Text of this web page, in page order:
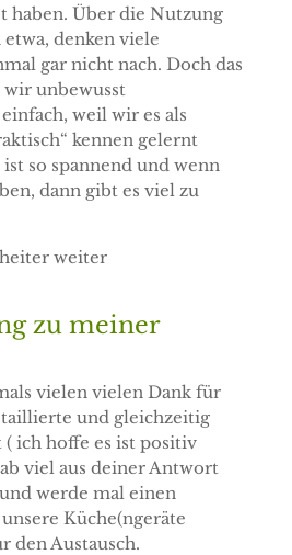
haben. Über die Nutzung
denken viele
gar nicht nach. Doch das
wir unbewusst
weil wir es als
kennen gelernt
so spannend und wenn
dann gibt es viel zu
weiter
zu meiner
vielen vielen Dank für
und gleichzeitig
ich hoffe es ist positiv
viel aus deiner Antwort
werde mal einen
Küche(ngeräte
den Austausch.